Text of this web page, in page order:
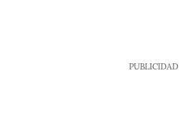
PUBLICIDAD